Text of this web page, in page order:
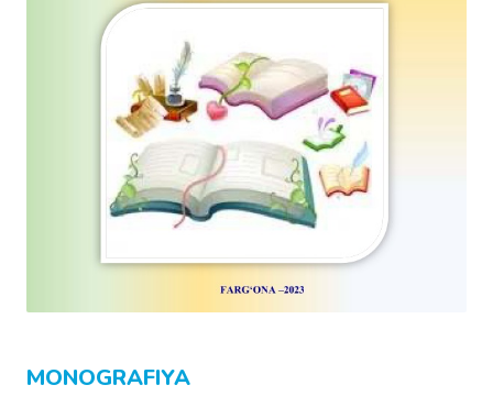
MONOGRAFIYA